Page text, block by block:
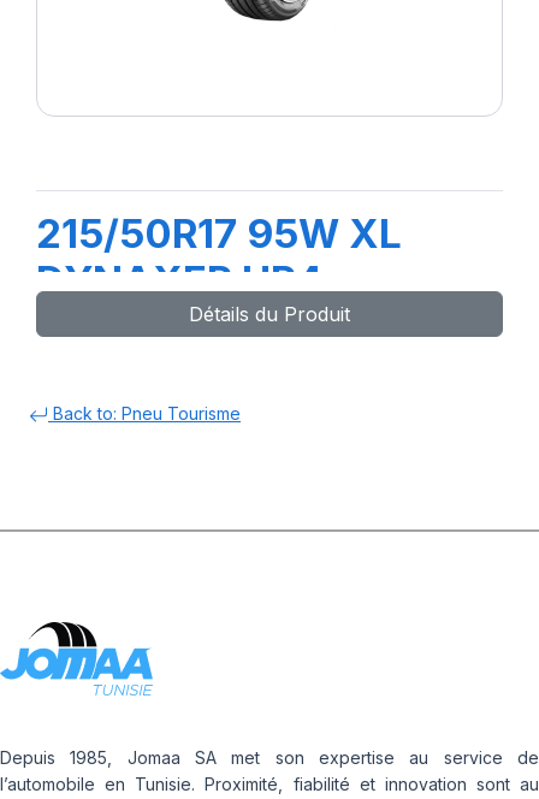
215/50R17 95W XL
DYNAXER HP4
Détails du Produit
Back to: Pneu Tourisme
Depuis 1985, Jomaa SA met son expertise au service de
l’automobile en Tunisie. Proximité, fiabilité et innovation sont au